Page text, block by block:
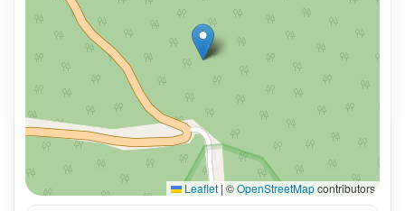
Leaflet | ©OpenStreetMapcontributors